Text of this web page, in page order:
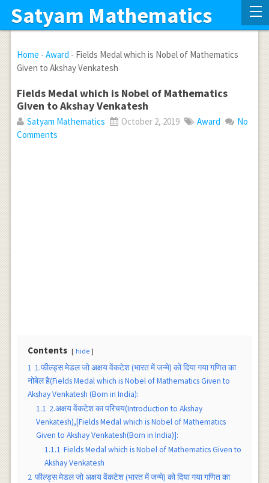
Satyam Mathematics
Home - Award - Fields Medal which is Nobel of Mathematics
Given to Akshay Venkatesh
Fields Medal which is Nobel of Mathematics
Given to Akshay Venkatesh
Satyam Mathematics October 2, 2019 Award
No
Comments
Contents hide
1 1.फील्ड्स मेडल जो अक्षय वेंकटेश (भारत में जन्मे) को दिया गया गणित का
नोबेल है(Fields Medal which is Nobel of Mathematics Given to
Akshay Venkatesh (Born in India):
1.1 2.अक्षय वेंकटेश का परिचय(Introduction to Akshay
Venkatesh),[Fields Medal which is Nobel of Mathematics
Given to Akshay Venkatesh(Born in India)]:
1.1.1 Fields Medal which is Nobel of Mathematics Given to
Akshay Venkatesh
2 फील्ड्स मेडल जो अक्षय वेंकटेश (भारत में जन्मे) को दिया गया गणित का